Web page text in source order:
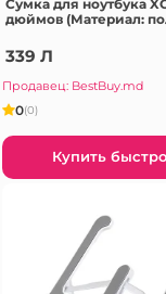
Сумка для ноутбука
дюймов (Материал:
339 Л
Продавец: BestBuy.md
0(0)
Купить быстро